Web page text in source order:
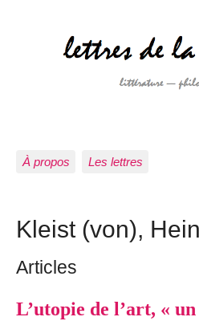
À propos Les lettres
Kleist (von),
Articles
L’utopie de l’art, «